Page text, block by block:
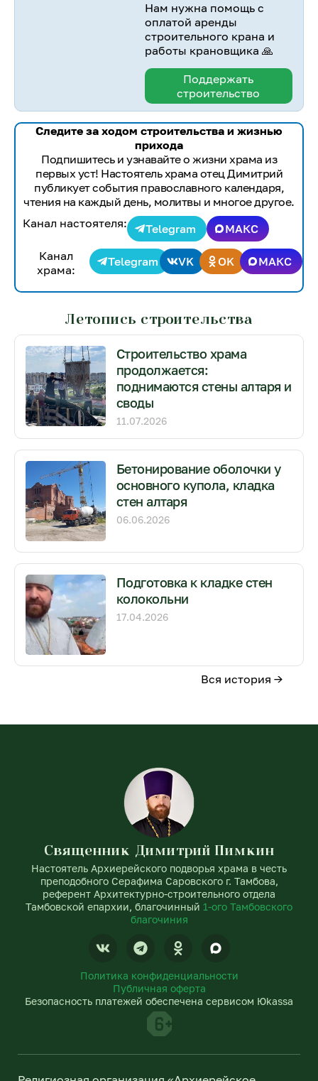
Нам нужна помощь с
оплатой аренды
строительного крана и
работы крановщика 🙏
Поддержать
строительство
Следите за ходом строительства и жизнью
прихода
Подпишитесь и узнавайте о жизни храма из
первых уст! Настоятель храма отец Димитрий
публикует события православного календаря,
чтения на каждый день, молитвы и многое другое.
Канал настоятеля:
Telegram
МАКС
Канал
храма:
Telegram VK OK МАКС
Летопись строительства
Строительство храма
продолжается:
поднимаются стены алтаря и
своды
11.07.2026
Бетонирование оболочки у
основного купола, кладка
стен алтаря
06.06.2026
Подготовка к кладке стен
колокольни
17.04.2026
Вся история →
Священник Димитрий Пимкин
Настоятель Архиерейского подворья храма в честь
преподобного Серафима Саровского г. Тамбова,
референт Архитектурно-строительного отдела
Тамбовской епархии, благочинный 1-ого Тамбовского
благочиния
V
k
T
e
e
g
m
O
d
o
k
s
Политика конфиденциальности
Публичная оферта
Безопасность платежей обеспечена сервисом Юkassa